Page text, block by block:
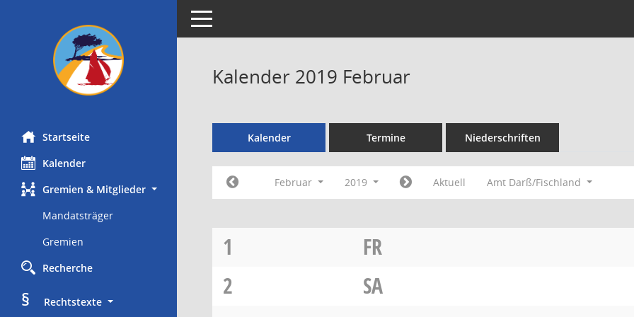
Startseite
Kalender
Gremien & Mitglieder
Mandatsträger
Gremien
Recherche
§
     Rechtstexte
Toggle navigation
Kalender 2019 Februar
Kalender Termine Niederschriften
Februar 2019 Aktuell Amt Darß/Fischland
1
FR
2
SA